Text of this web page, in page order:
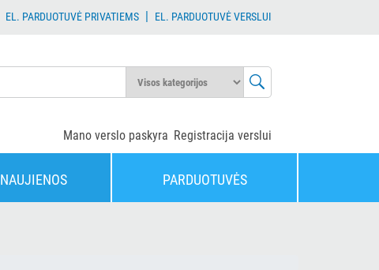
EL. PARDUOTUVĖ PRIVATIEMS| EL. PARDUOTUVĖ VERSLUI
Registracija verslui
Mano verslo paskyra
NAUJIENOS PARDUOTUVĖS